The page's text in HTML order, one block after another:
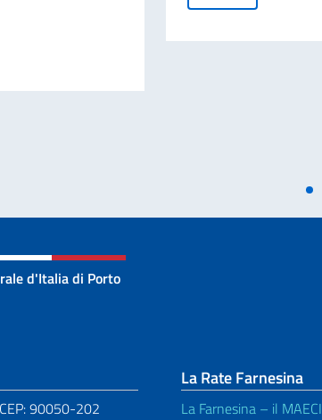
della carta d’identità cartacea per l’espatrio dal 3 agosto
d'Italia di Porto
90050-202
La Rate Farnesina
La Farnesina – il MAECI